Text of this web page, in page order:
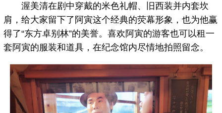
渥美清在剧中穿戴的米色礼帽、旧西装并内套坎
肩，给大家留下了阿寅这个经典的荧幕形象，也为他赢
得了“东方卓别林”的美誉。喜欢阿寅的游客也可以租一
套阿寅的服装和道具，在纪念馆内尽情地拍照留念。